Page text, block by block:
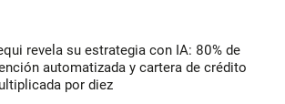
revela su estrategia con IA: 80% de
automatizada y cartera de crédito
por diez